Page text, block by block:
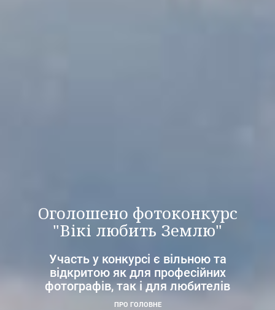
Оголошено фотоконкурс
"Вікі любить Землю"
Участь у конкурсі є вільною та
відкритою як для професійних
фотографів, так і для любителів
ПРО ГОЛОВНЕ